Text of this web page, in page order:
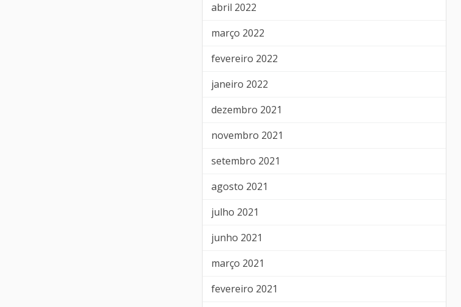
abril 2022
março 2022
fevereiro 2022
janeiro 2022
dezembro 2021
novembro 2021
setembro 2021
agosto 2021
julho 2021
junho 2021
março 2021
fevereiro 2021